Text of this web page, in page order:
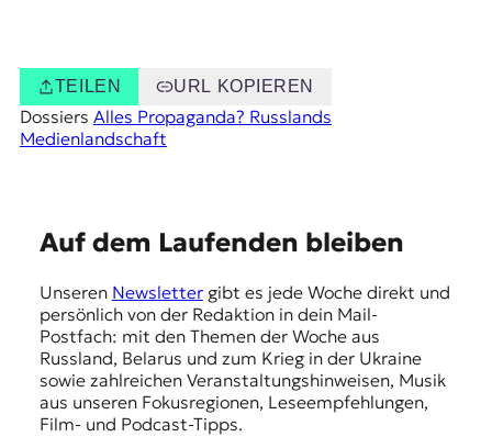
TEILEN URL KOPIEREN
Dossiers Alles Propaganda? Russlands
Medienlandschaft
Auf dem Laufenden bleiben
Unseren Newslettergibt es jede Woche direkt und
persönlich von der Redaktion in dein Mail-
Postfach: mit den Themen der Woche aus
Russland, Belarus und zum Krieg in der Ukraine
sowie zahlreichen Veranstaltungshinweisen, Musik
aus unseren Fokusregionen, Leseempfehlungen,
Film- und Podcast-Tipps.